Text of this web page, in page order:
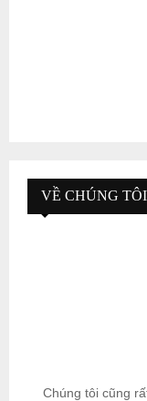
VỀ CHÚNG TÔI
Chúng tôi cũng